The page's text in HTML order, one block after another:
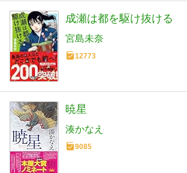
成瀬は都を駆け抜ける
宮島未奈
12773
暁星
湊かなえ
9085